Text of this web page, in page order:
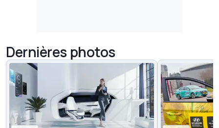
Dernières photos